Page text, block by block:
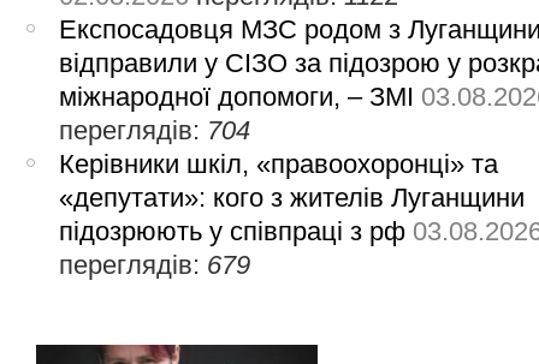
Експосадовця МЗС родом з
відправили у СІЗО за підозрою у
міжнародної допомоги, – ЗМІ
переглядів: 704
Керівники шкіл, «правоохоронці» та
«депутати»: кого з жителів Луганщини
підозрюють у співпраці з рф
переглядів: 679